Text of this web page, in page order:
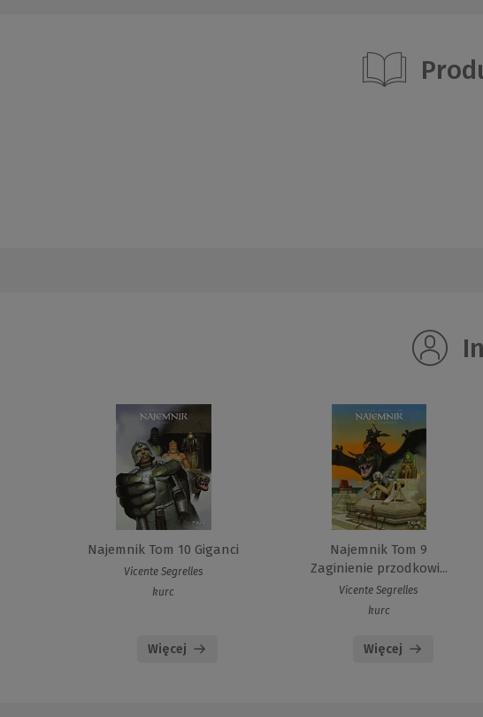
Najemnik Tom 10 Giganci
Vicente Segrelles
kurc
Więcej
Najemnik Tom 9
Zaginienie przodkowi...
Vicente Segrelles
kurc
Więcej